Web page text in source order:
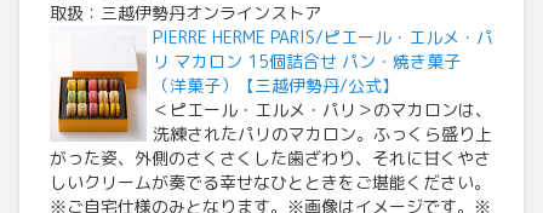
取扱：三越伊勢丹オンラインストア
PIERRE HERME PARIS/ピエール・エルメ・パ
リ マカロン 15個詰合せ パン・焼き菓子
（洋菓子）【三越伊勢丹/公式】
＜ピエール・エルメ・パリ＞のマカロンは、
洗練されたパリのマカロン。ふっくら盛り上
がった姿、外側のさくさくした歯ざわり、それに甘くやさ
しいクリームが奏でる幸せなひとときをご堪能ください。
※ご自宅仕様のみとなります。※画像はイメージです。※